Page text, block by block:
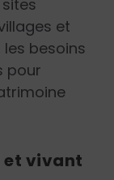
et
besoins
pour
et vivant